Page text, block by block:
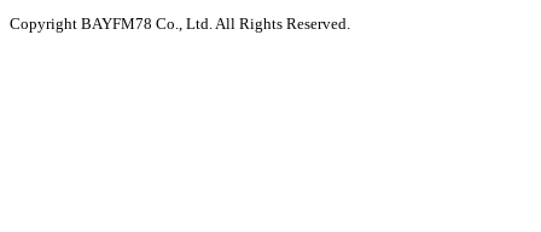
Copyright BAYFM78 Co., Ltd. All Rights Reserved.